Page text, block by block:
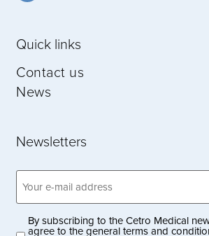
Quick links
Contact us
News
Newsletters
Email
address
Privacy
By subscribing to the Cetro Medical
agree to the general terms and